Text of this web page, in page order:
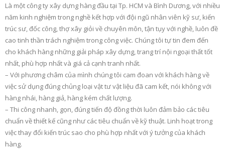
Là một công ty xây dựng hàng đầu tại Tp. HCM và Bình Dương, với nhiều
năm kinh nghiệm trong nghề kết hợp với đội ngũ nhân viên kỹ sư, kiến
trúc sư, đốc công, thợ xây giỏi về chuyên môn, tận tụy với nghề, luôn đề
cao tinh thần trách nghiệm trong công việc. Chúng tôi tự tin đem đến
cho khách hàng những giải pháp xây dựng, trang trí nội ngoại thất tốt
nhất, phù hợp nhất và giá cả cạnh tranh nhất.
– Với phương châm của mình chúng tôi cam đoan với khách hàng về
việc sử dụng đúng chủng loại vật tư vật liệu đã cam kết, nói không với
hàng nhái, hàng giả, hàng kém chất lượng.
– Thi công nhanh, gọn, đúng tiến độ đồng thời luôn đảm bảo các tiêu
chuẩn về thiết kế cũng như các tiêu chuẩn về kỹ thuật. Linh hoạt trong
việc thay đổi kiến trúc sao cho phù hợp nhất với ý tưởng của khách
hàng.